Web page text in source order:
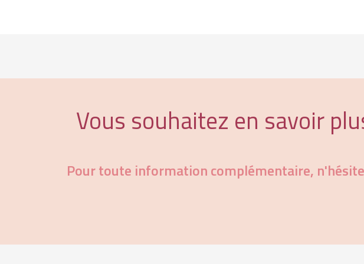
Vous souhaitez en savoir
Pour toute information complémentaire,